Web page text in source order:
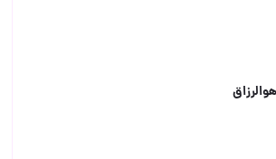
هوالرزاق